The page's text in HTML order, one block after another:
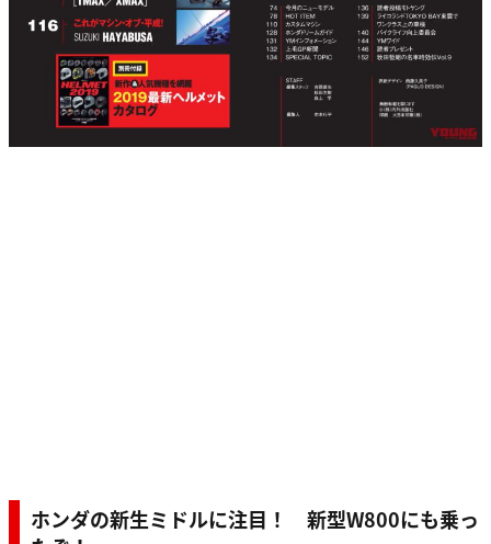
ホンダの新生ミドルに注目！ 新型W800にも乗っ